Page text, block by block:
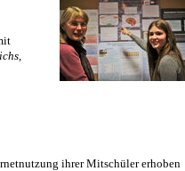
ihrer Mitschüler erhoben